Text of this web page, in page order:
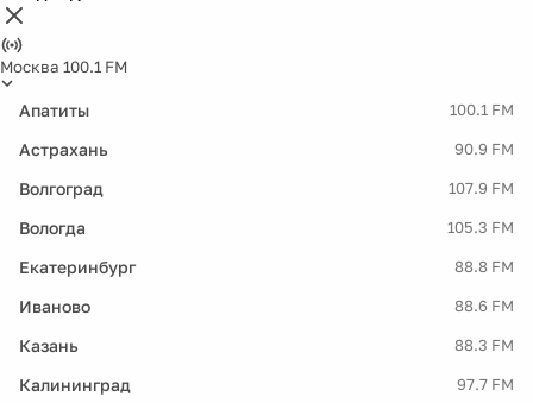
Москва 100.1 FM
Апатиты 100.1 FM
Астрахань 90.9 FM
Волгоград 107.9 FM
Вологда 105.3 FM
Екатеринбург 88.8 FM
Иваново 88.6 FM
Казань 88.3 FM
Калининград 97.7 FM